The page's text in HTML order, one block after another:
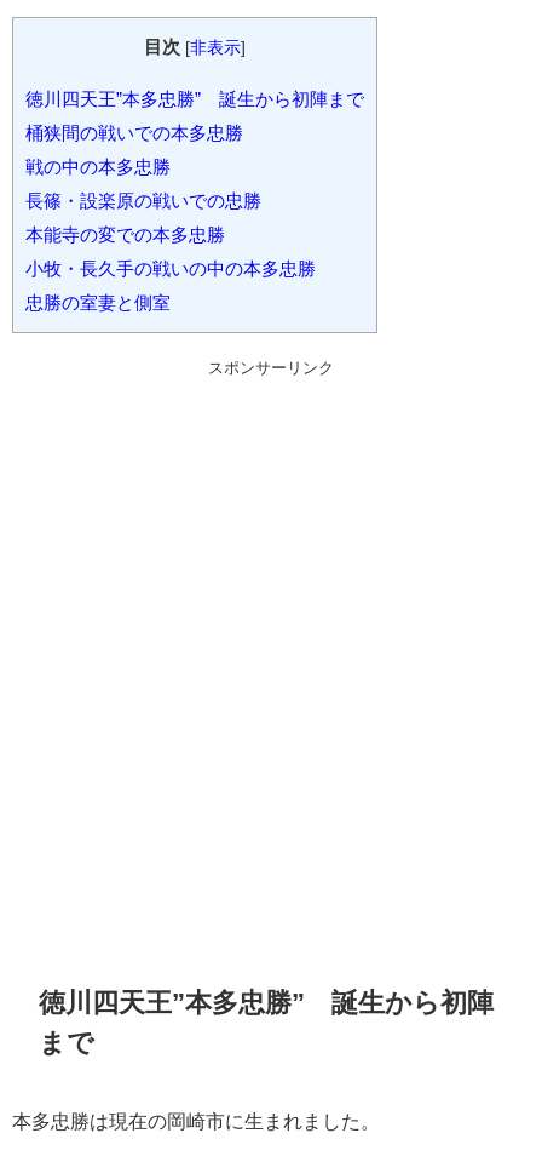
目次 [非表示]
徳川四天王”本多忠勝” 誕生から初陣まで
桶狭間の戦いでの本多忠勝
戦の中の本多忠勝
長篠・設楽原の戦いでの忠勝
本能寺の変での本多忠勝
小牧・長久手の戦いの中の本多忠勝
忠勝の室妻と側室
スポンサーリンク
徳川四天王”本多忠勝” 誕生から初陣
まで
本多忠勝は現在の岡崎市に生まれました。